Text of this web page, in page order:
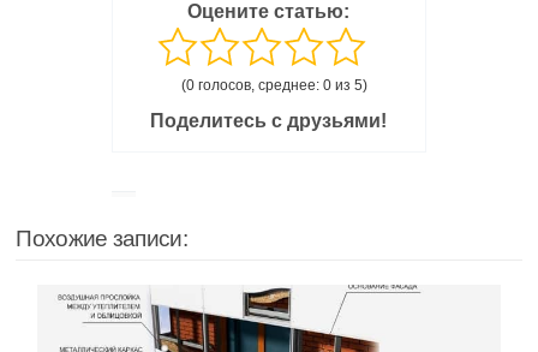
Оцените статью:
(0 голосов, среднее: 0 из 5)
Поделитесь с друзьями!
Похожие записи: